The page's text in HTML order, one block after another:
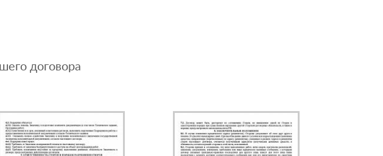
договора